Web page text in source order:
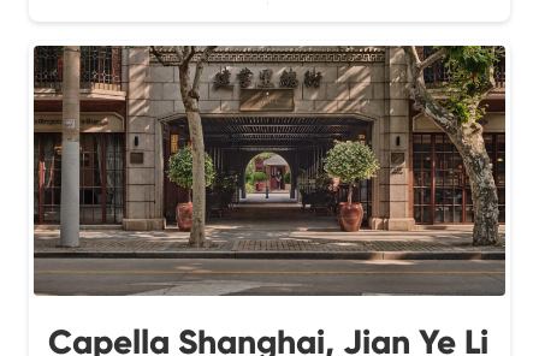
Capella Shanghai, Jian Ye Li